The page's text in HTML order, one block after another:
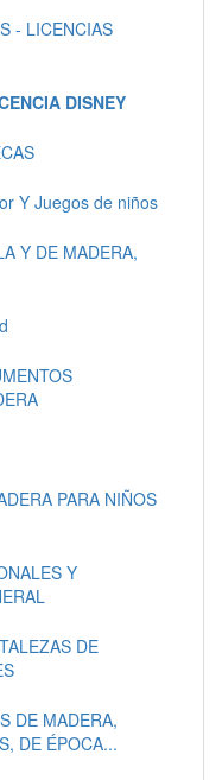
- LICENCIAS
DISNEY
Y Juegos de niños
Y DE MADERA,
PARA NIÑOS
Y
DE
DE MADERA,
DE ÉPOCA...